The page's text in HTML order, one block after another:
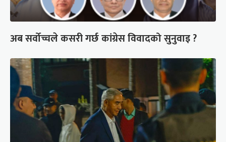
अब सर्वोच्चले कसरी गर्छ कांग्रेस विवादको सुनुवाइ ?